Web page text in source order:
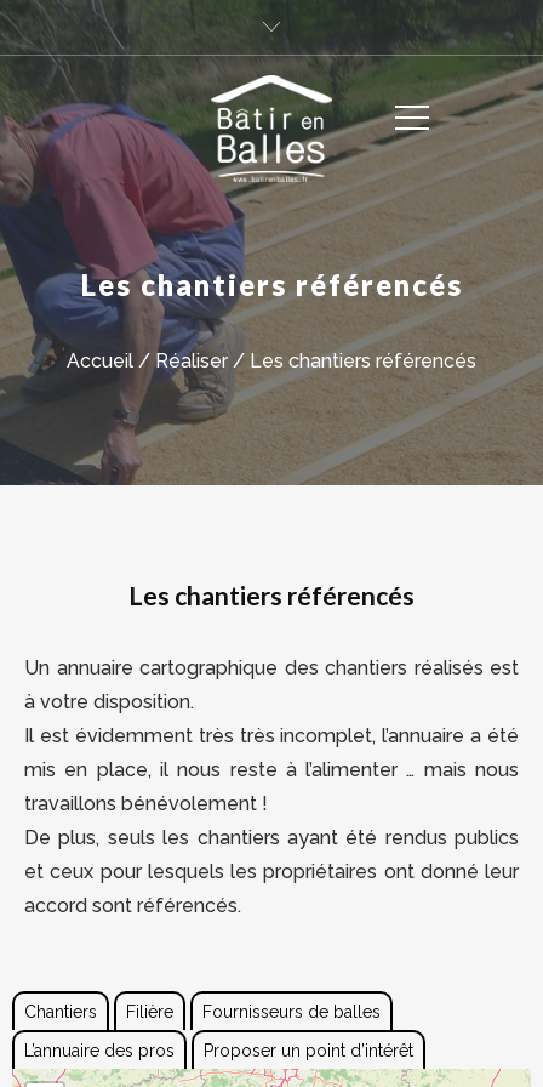
Les chantiers référencés
Accueil / Réaliser / Les chantiers référencés
Les chantiers référencés
Un annuaire cartographique des chantiers réalisés est
à votre disposition.
Il est évidemment très très incomplet, l’annuaire a été
mis en place, il nous reste à l’alimenter … mais nous
travaillons bénévolement !
De plus, seuls les chantiers ayant été rendus publics
et ceux pour lesquels les propriétaires ont donné leur
accord sont référencés.
Chantiers Filière
Fournisseurs de balles
L’annuaire des pros
Proposer un point d’intérêt